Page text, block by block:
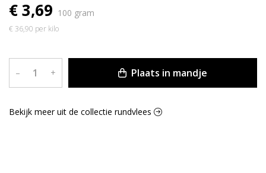
€ 3,69 100 gram
€ 36,90 per kilo
– + Plaats in mandje
Bekijk meer uit de collectie rundvlees